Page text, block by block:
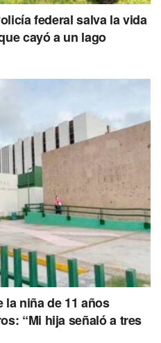
federal salva la vida
cayó a un lago
la niña de 11 años
“Mi hija señaló a tres